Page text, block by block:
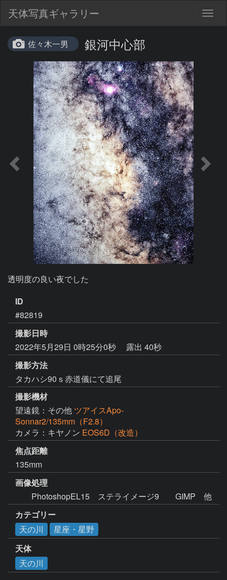
天体写真ギャラリー
佐々木一男 銀河中心部
透明度の良い夜でした
ID
#82819
撮影日時
2022年5月29日 0時25分0秒
露出 40秒
撮影方法
タカハシ90ｓ赤道儀にて追尾
撮影機材
望遠鏡：その他 ツアイスApo-
Sonnar2/135mm（F2.8）
カメラ：キヤノン EOS6D（改造）
焦点距離
135mm
画像処理
PhotoshopEL15　ステライメージ9　　GIMP　他
カテゴリー
天の川
星座・星野
天体
天の川